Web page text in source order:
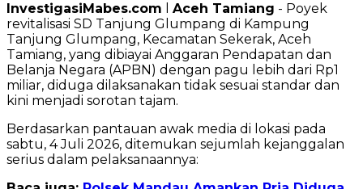
InvestigasiMabes.com
Aceh Tamiang - Poyek
revitalisasi SD Tanjung Glumpang di Kampung
Tanjung Glumpang, Kecamatan Sekerak, Aceh
Tamiang, yang dibiayai Anggaran Pendapatan dan
Belanja Negara (APBN) dengan pagu lebih dari Rp1
miliar, diduga dilaksanakan tidak sesuai standar dan
kini menjadi sorotan tajam.
Berdasarkan pantauan awak media di lokasi pada
sabtu, 4 Juli 2026, ditemukan sejumlah kejanggalan
serius dalam pelaksanaannya: